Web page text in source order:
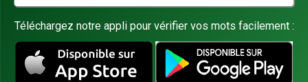
Téléchargez notre appli pour vérifier vos mots facilement :